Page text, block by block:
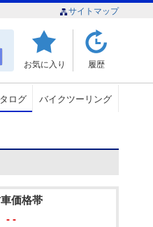
サイトマップ
お気に入り 履歴
ログ バイクツーリング
価格帯
- -